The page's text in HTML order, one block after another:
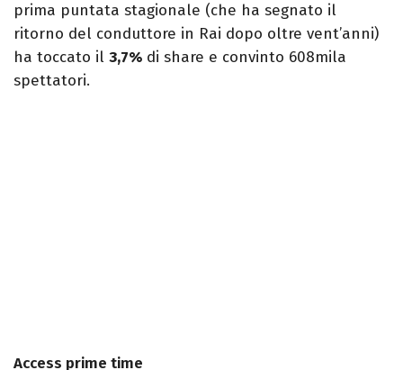
prima puntata stagionale (che ha segnato il
ritorno del conduttore in Rai dopo oltre vent’anni)
ha toccato il 3,7% di share e convinto 608mila
spettatori.
Access prime time